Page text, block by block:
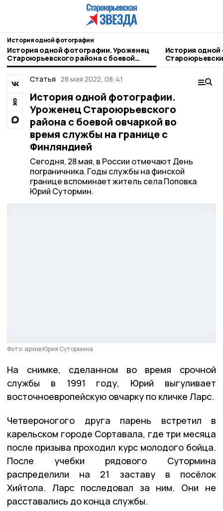
История одной фотографии
История одной фотографии. Уроженец
Староюрьевского района с боевой
овчаркой во время службы на границе с
Финляндией
История
празднике 19
Статья 28 мая 2022, 08:41
История одной фотографии.
Уроженец Староюрьевского
района с боевой овчаркой во
время службы на границе с
Финляндией
Сегодня, 28 мая, в России отмечают День
пограничника. Годы службы на финской
границе вспоминает житель села Поповка
Юрий Сутормин.
Фото: архив Юрия Сутормина
На снимке, сделанном во время срочной
службы в 1991 году, Юрий выгуливает
восточноевропейскую овчарку по кличке Ларс.
Четвероногого друга парень встретил в
карельском городе Сортавала, где три месяца
после призыва проходил курс молодого бойца.
После учебки рядового Сутормина
распределили на 21 заставу в посёлок
Хийтола. Ларс последовал за ним. Они не
расставались до конца службы.